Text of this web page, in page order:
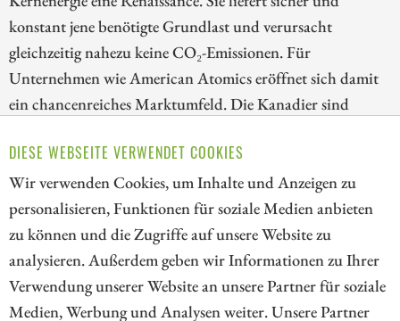
DIESE WEBSEITE VERWENDET COOKIES
Wir verwenden Cookies, um Inhalte und Anzeigen zu
personalisieren, Funktionen für soziale Medien anbieten
zu können und die Zugriffe auf unsere Website zu
analysieren. Außerdem geben wir Informationen zu Ihrer
Verwendung unserer Website an unsere Partner für soziale
Medien, Werbung und Analysen weiter. Unsere Partner
konstant jene benötigte Grundlast und verursacht
gleichzeitig nahezu keine CO₂-Emissionen. Für
Unternehmen wie American Atomics eröffnet sich damit
ein chancenreiches Marktumfeld. Die Kanadier sind
Nuklear-Brennstofflieferkette aufzubauen und können
entscheidende Meilensteine markieren.
ZUM KOMMENTAR